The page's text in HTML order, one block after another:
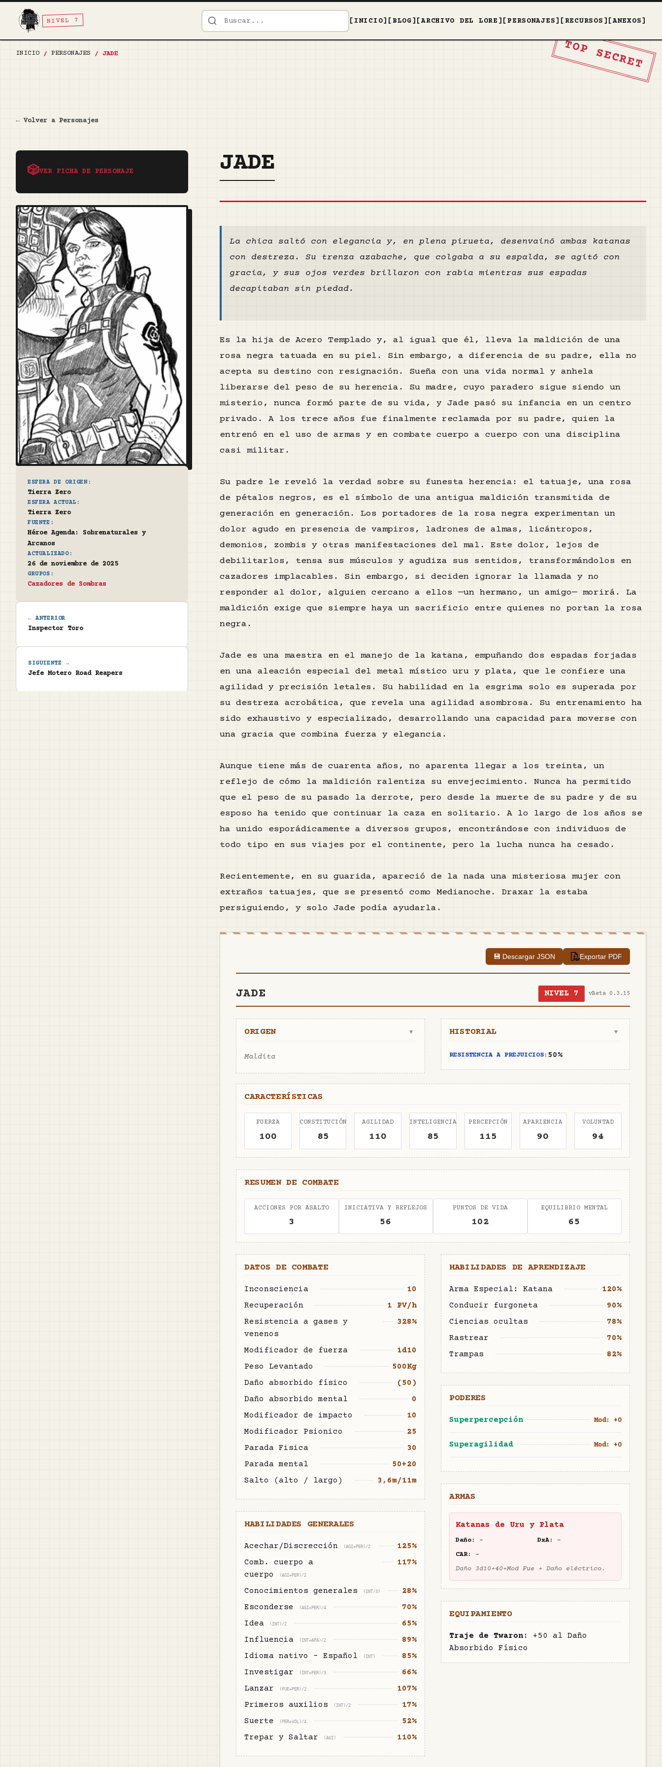
TOP SECRET
NIVEL 7 [INICIO] [BLOG] [ARCHIVO DEL LORE] [PERSONAJES] [RECURSOS] [ANEXOS]
INICIO / PERSONAJES / JADE
← Volver a Personajes
🎲VER FICHA DE PERSONAJE
ESFERA DE ORIGEN:
Tierra Zero
ESFERA ACTUAL:
Tierra Zero
FUENTE:
Héroe Agenda: Sobrenaturales y
Arcanos
ACTUALIZADO:
26 de noviembre de 2025
GRUPOS:
Cazadores de Sombras
← ANTERIOR
Inspector Toro
SIGUIENTE →
Jefe Motero Road Reapers
JADE
La chica saltó con elegancia y, en plena pirueta, desenvainó ambas katanas
con destreza. Su trenza azabache, que colgaba a su espalda, se agitó con
gracia, y sus ojos verdes brillaron con rabia mientras sus espadas
decapitaban sin piedad.
Es la hija de Acero Templado y, al igual que él, lleva la maldición de una
rosa negra tatuada en su piel. Sin embargo, a diferencia de su padre, ella no
acepta su destino con resignación. Sueña con una vida normal y anhela
liberarse del peso de su herencia. Su madre, cuyo paradero sigue siendo un
misterio, nunca formó parte de su vida, y Jade pasó su infancia en un centro
privado. A los trece años fue finalmente reclamada por su padre, quien la
entrenó en el uso de armas y en combate cuerpo a cuerpo con una disciplina
casi militar.
Su padre le reveló la verdad sobre su funesta herencia: el tatuaje, una rosa
de pétalos negros, es el símbolo de una antigua maldición transmitida de
generación en generación. Los portadores de la rosa negra experimentan un
dolor agudo en presencia de vampiros, ladrones de almas, licántropos,
demonios, zombis y otras manifestaciones del mal. Este dolor, lejos de
debilitarlos, tensa sus músculos y agudiza sus sentidos, transformándolos en
cazadores implacables. Sin embargo, si deciden ignorar la llamada y no
responder al dolor, alguien cercano a ellos —un hermano, un amigo— morirá. La
maldición exige que siempre haya un sacrificio entre quienes no portan la rosa
negra.
Jade es una maestra en el manejo de la katana, empuñando dos espadas forjadas
en una aleación especial del metal místico uru y plata, que le confiere una
agilidad y precisión letales. Su habilidad en la esgrima solo es superada por
su destreza acrobática, que revela una agilidad asombrosa. Su entrenamiento ha
sido exhaustivo y especializado, desarrollando una capacidad para moverse con
una gracia que combina fuerza y elegancia.
Aunque tiene más de cuarenta años, no aparenta llegar a los treinta, un
reflejo de cómo la maldición ralentiza su envejecimiento. Nunca ha permitido
que el peso de su pasado la derrote, pero desde la muerte de su padre y de su
esposo ha tenido que continuar la caza en solitario. A lo largo de los años se
ha unido esporádicamente a diversos grupos, encontrándose con individuos de
todo tipo en sus viajes por el continente, pero la lucha nunca ha cesado.
Recientemente, en su guarida, apareció de la nada una misteriosa mujer con
extraños tatuajes, que se presentó como Medianoche. Draxar la estaba
persiguiendo, y solo Jade podía ayudarla.
💾 Descargar JSON Exportar PDF
JADE NIVEL 7 vBeta 0.3.15
ORIGEN ▼
Maldita
HISTORIAL ▼
RESISTENCIA A PREJUICIOS: 50%
CARACTERÍSTICAS
FUERZA
100
CONSTITUCIÓN
85
AGILIDAD
110
INTELIGENCIA
85
PERCEPCIÓN
115
APARIENCIA
90
VOLUNTAD
94
RESUMEN DE COMBATE
ACCIONES POR ASALTO
3
INICIATIVA Y REFLEJOS
56
PUNTOS DE VIDA
102
EQUILIBRIO MENTAL
65
DATOS DE COMBATE
Inconsciencia
10
Recuperación
1 PV/h
Resistencia a gases y
venenos
328%
Modificador de fuerza
1d10
Peso Levantado
500Kg
Daño absorbido físico
(50)
Daño absorbido mental
0
Modificador de impacto
10
Modificador Psionico
25
Parada Fisica
30
Parada mental
50+20
Salto (alto / largo)
3,6m/11m
HABILIDADES GENERALES
Acechar/Discrección (AGI+PER)/2
125%
Comb. cuerpo a
cuerpo
(AGI+PER)/2
117%
Conocimientos generales (INT/3)
28%
Esconderse
(AGI+PER)/4
70%
Idea
(INT)/2
65%
Influencia
(INT+APA)/2
89%
Idioma nativo - Español
(INT)
85%
Investigar
(INT+PER)/3
66%
Lanzar
(FUE+PER)/2
107%
Primeros auxilios
(INT)/2
17%
Suerte
(PER+VOL)/4
52%
Trepar y Saltar
(AGI) 110%
HABILIDADES DE APRENDIZAJE
Arma Especial: Katana
120%
Conducir furgoneta
90%
Ciencias ocultas
78%
Rastrear
70%
Trampas
82%
PODERES
Superpercepción Mod: +0
Superagilidad Mod: +0
ARMAS
Katanas de Uru y Plata
Daño: - DxA:
-
CAR:
-
Daño 3d10+40+Mod Fue + Daño eléctrico.
EQUIPAMIENTO
Traje de Twaron : +50 al Daño
Absorbido Físico